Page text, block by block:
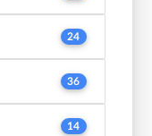
24
36
14